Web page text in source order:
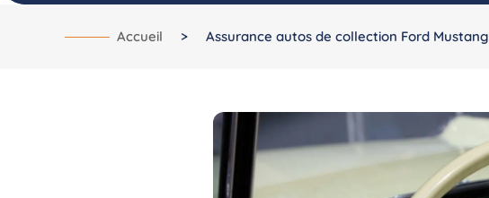
Accueil > Assurance autos de collection Ford Mustang